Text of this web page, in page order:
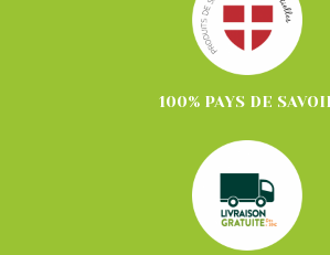
100% PAYS DE